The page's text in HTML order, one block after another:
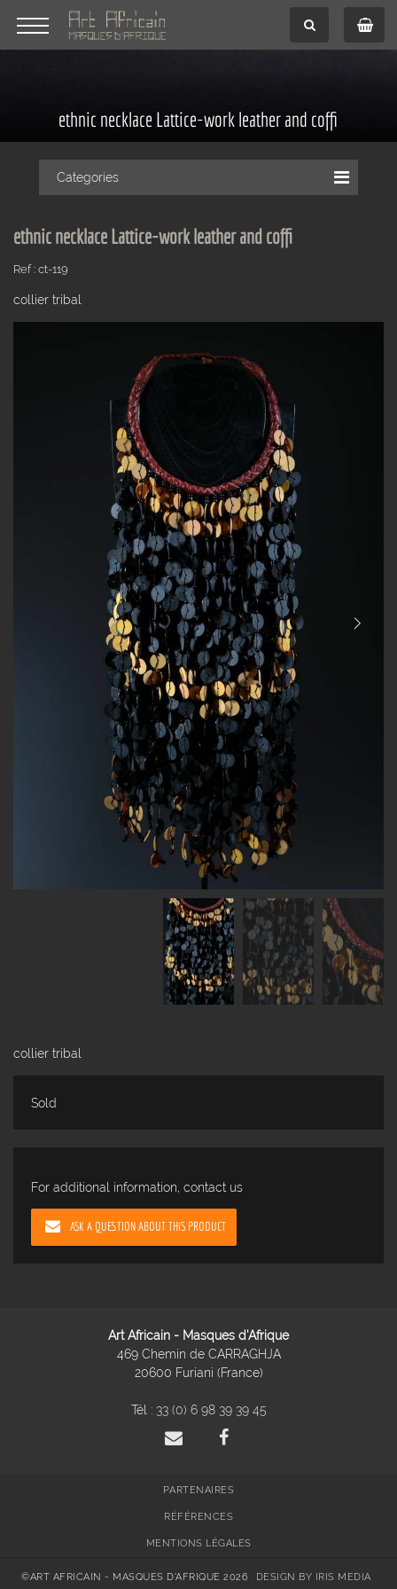
ethnic necklace Lattice-work leather and coffi
Categories
ethnic necklace Lattice-work leather and coffi
Ref : ct-119
collier tribal
collier tribal
Sold
For additional information, contact us
ASK A QUESTION ABOUT THIS PRODUCT
Art Africain - Masques d'Afrique
469 Chemin de CARRAGHJA
20600 Furiani (France)
Tél : 33 (0) 6 98 39 39 45
PARTENAIRES
RÉFÉRENCES
MENTIONS LÉGALES
©ART AFRICAIN - MASQUES D'AFRIQUE 2026 DESIGN BY IRIS MEDIA